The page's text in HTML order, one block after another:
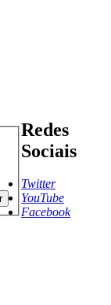
Redes
Sociais
Twitter
YouTube
Facebook